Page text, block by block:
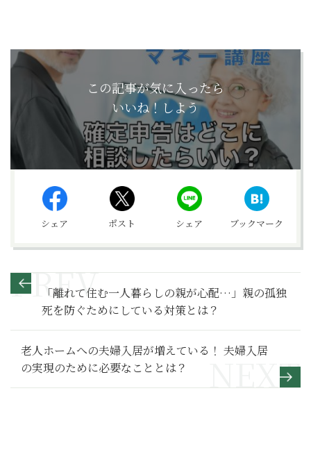
この記事が気に入ったら
いいね！しよう
シェア ポスト シェア ブックマーク
「離れて住む一人暮らしの親が心配…」親の孤独
死を防ぐためにしている対策とは？
老人ホームへの夫婦入居が増えている！ 夫婦入居
の実現のために必要なこととは？